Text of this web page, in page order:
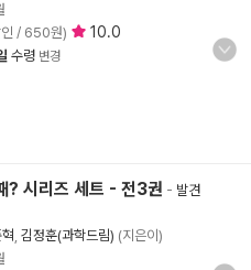
/ 650원) 10.0
수령 변경
? 시리즈 세트 - 전3권 - 발견
김정훈(과학드림) (지은이)